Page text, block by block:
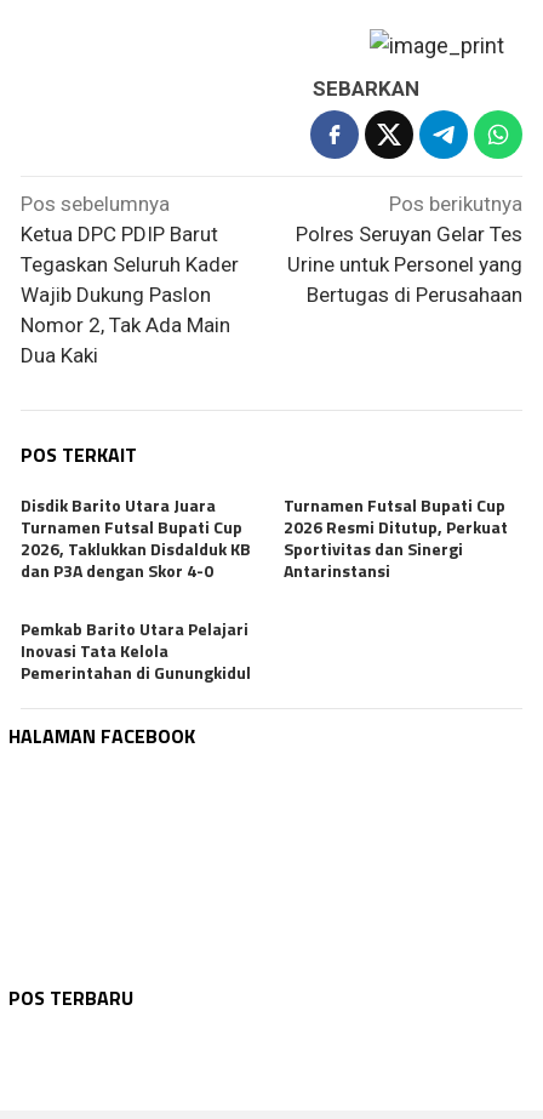
SEBARKAN
Navigasi
pos
Pos sebelumnya
Ketua DPC PDIP Barut
Tegaskan Seluruh Kader
Wajib Dukung Paslon
Nomor 2, Tak Ada Main
Dua Kaki
Pos berikutnya
Polres Seruyan Gelar Tes
Urine untuk Personel yang
Bertugas di Perusahaan
POS TERKAIT
Disdik Barito Utara Juara
Turnamen Futsal Bupati Cup
2026, Taklukkan Disdalduk KB
dan P3A dengan Skor 4-0
Turnamen Futsal Bupati Cup
2026 Resmi Ditutup, Perkuat
Sportivitas dan Sinergi
Antarinstansi
Pemkab Barito Utara Pelajari
Inovasi Tata Kelola
Pemerintahan di Gunungkidul
HALAMAN FACEBOOK
POS TERBARU
Raya Apresiasi Reaktivasi Layanan Admind…
Bupati Jaya Sebut Dirinya Lakukan Intros…
GUNUNG MAS
SPBU Kuala Kurun Buka Suara Soal Antrean…
KALTENG Agustus 6, 2026
KOTAWARINGIN BARAT